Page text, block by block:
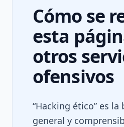
Cómo se
esta
otros
ofensivos
“Hacking ético” es
general y